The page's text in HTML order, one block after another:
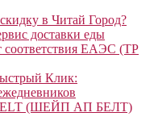
в Читай Город?
доставки еды
соответствия ЕАЭС (ТР
Клик:
(ШЕЙП АП БЕЛТ)